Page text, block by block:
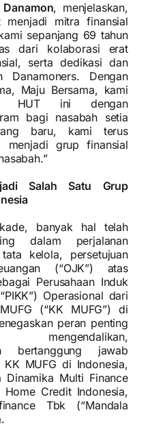
, menjelaskan,
menjadi mitra finansial
sepanjang 69 tahun
dari kolaborasi erat
serta dedikasi dan
Dengan
Maju Bersama, kami
HUT ini dengan
bagi nasabah setia
baru, kami terus
menjadi grup finansial
Salah Satu Grup
banyak hal telah
dalam perjalanan
kelola, persetujuan
(“OJK”) atas
Perusahaan Induk
Operasional dari
(“KK MUFG”) di
peran penting
bertanggung jawab
MUFG di Indonesia,
Multi Finance
Home Credit Indonesia,
Tbk (“Mandala